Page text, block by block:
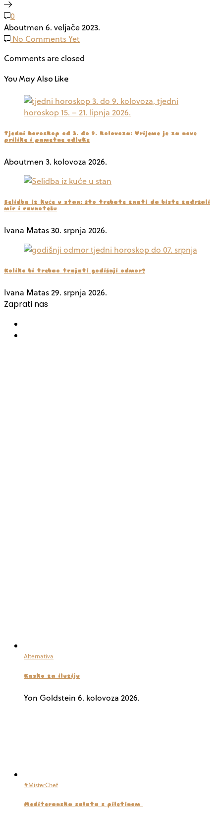
0
Aboutmen 6. veljače 2023.
No Comments Yet
Comments are closed
You May Also Like
Tjedni horoskop od 3. do 9. kolovoza: Vrijeme je za nove
prilike i pametne odluke
Aboutmen 3. kolovoza 2026.
Selidba iz kuće u stan: što trebate znati da biste zadržali
mir i ravnotežu
Ivana Matas30. srpnja 2026.
Koliko bi trebao trajati godišnji odmor?
Ivana Matas29. srpnja 2026.
Zaprati nas
Alternativa
Kasko za iluziju
Yon Goldstein 6. kolovoza 2026.
#MisterChef
Mediteranska salata s piletinom